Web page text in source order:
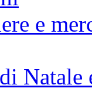
e
Natale